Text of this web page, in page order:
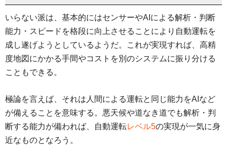
いらない派は、基本的にはセンサーやAIによる解析・判断
能力・スピードを格段に向上させることにより自動運転を
成し遂げようとしているようだ。これが実現すれば、高精
度地図にかかる手間やコストを別のシステムに振り分ける
こともできる。
極論を言えば、それは人間による運転と同じ能力をAIなど
が備えることを意味する。悪天候や道なき道でも解析・判
断する能力が備われば、自動運転レベル5の実現が一気に身
近なものとなろう。